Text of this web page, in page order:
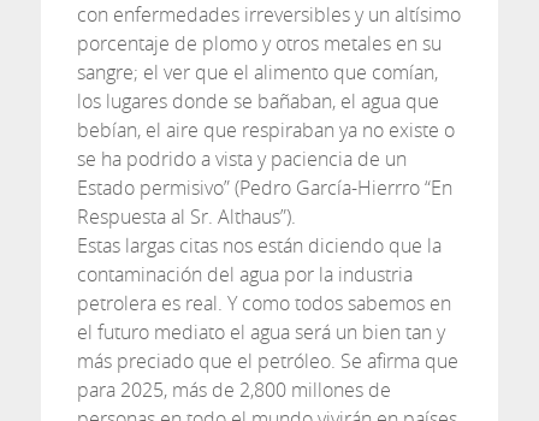
con enfermedades irreversibles y un altísimo
porcentaje de plomo y otros metales en su
sangre; el ver que el alimento que comían,
los lugares donde se bañaban, el agua que
bebían, el aire que respiraban ya no existe o
se ha podrido a vista y paciencia de un
Estado permisivo” (Pedro García-Hierrro “En
Respuesta al Sr. Althaus”).
Estas largas citas nos están diciendo que la
contaminación del agua por la industria
petrolera es real. Y como todos sabemos en
el futuro mediato el agua será un bien tan y
más preciado que el petróleo. Se afirma que
para 2025, más de 2,800 millones de